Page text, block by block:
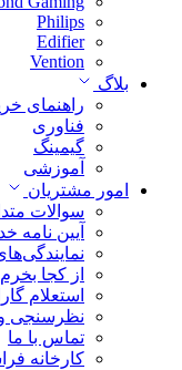
Philips
Edifier
Vention
بلاگ
راهنمای
فناوری
گیمینگ
آموزشی
امور مشتریان
سوالات
آیین
از کجا بخرم
استعلام
نظرسنجی
تماس با ما
کارخانه